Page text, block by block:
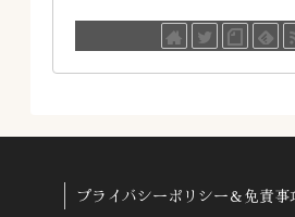
プライバシーポリシー＆免責事